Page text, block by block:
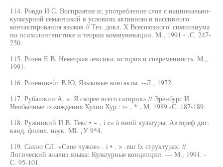
114. Ровдо И.С. Восприятие и; употребление слов с национально-
культурной семантикой в условиях активною и пассивного
контактирования языков // Тез. докл. X Всесоюзного' симпозиума
по психолингвистике и теории коммуникации. М., 1991 - .С. 247-
250.
115. Розен Е.В. Немецкая лексика: история и современность. М„,
1991.
116. Розенцвейг В.Ю, Языковые конгакты. --Л., 1972.
117. Рубашкин А. «. Я скорее всего сатирик» // Эренбург И.
Необычные похождения Хулио Хур : т- , * , М, 1989.-С. 187-189.
118. Ружицкий И.В. Текс • ~ , i e« à иной культуры: Автореф.дис.
канд. филол. наук. ML ¡У 9*4.
119. Сахно СЛ. «Свое чужое» . i • . > .nur îx структурах. //
Логический анализ языка: Культурные концепции. — М., 1991. -
С. 95-101.